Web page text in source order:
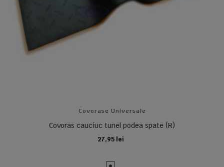
Covorase Universale
Covoras cauciuc tunel podea spate (R)
27,95 lei
ADAUGA IN COS